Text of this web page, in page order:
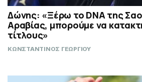
Δώνης: «Ξέρω το DNA της
Αραβίας, μπορούμε να
τίτλους»
ΚΩΝΣΤΑΝΤΙΝΟΣ ΓΕΩΡΓΙΟΥ